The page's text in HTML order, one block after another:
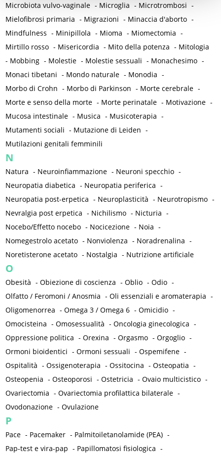
Microbiota vulvo-vaginale - Microglia - Microtrombosi -
Mielofibrosi primaria - Migrazioni - Minaccia d'aborto -
Mindfulness - Minipillola - Mioma - Miomectomia -
Mirtillo rosso - Misericordia - Mito della potenza - Mitologia
- Mobbing - Molestie - Molestie sessuali - Monachesimo -
Monaci tibetani - Mondo naturale - Monodia -
Morbo di Crohn - Morbo di Parkinson - Morte cerebrale -
Morte e senso della morte - Morte perinatale - Motivazione -
Mucosa intestinale - Musica - Musicoterapia -
Mutamenti sociali - Mutazione di Leiden -
Mutilazioni genitali femminili
N
Natura - Neuroinfiammazione - Neuroni specchio -
Neuropatia diabetica - Neuropatia periferica -
Neuropatia post-erpetica - Neuroplasticità - Neurotropismo -
Nevralgia post erpetica - Nichilismo - Nicturia -
Nocebo/Effetto nocebo - Nocicezione - Noia -
Nomegestrolo acetato - Nonviolenza - Noradrenalina -
Noretisterone acetato - Nostalgia - Nutrizione artificiale
O
Obesità -Obiezione di coscienza -Oblio -Odio -
Olfatto / Feromoni / Anosmia -Oli essenziali e aromaterapia -
Oligomenorrea -Omega 3 / Omega 6 -Omicidio -
Omocisteina -Omosessualità -Oncologia ginecologica -
Oppressione politica -Orexina -Orgasmo -Orgoglio -
Ormoni bioidentici -Ormoni sessuali -Ospemifene -
Ospitalità -Ossigenoterapia -Ossitocina -Osteopatia -
Osteopenia -Osteoporosi -Ostetricia -Ovaio multicistico -
Ovariectomia -Ovariectomia profilattica bilaterale -
Ovodonazione -Ovulazione
P
Pace - Pacemaker - Palmitoiletanolamide (PEA) -
Pap-test e vira-pap - Papillomatosi fisiologica -